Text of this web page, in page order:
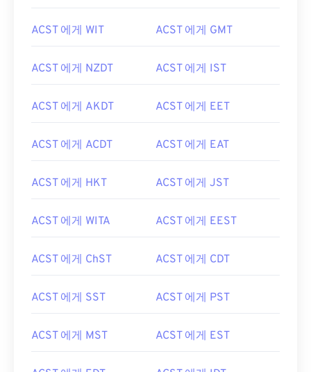
ACST 에게 WIT ACST 에게 GMT
ACST 에게 NZDT ACST 에게 IST
ACST 에게 AKDT ACST 에게 EET
ACST 에게 ACDT ACST 에게 EAT
ACST 에게 HKT ACST 에게 JST
ACST 에게 WITA ACST 에게 EEST
ACST 에게 ChST ACST 에게 CDT
ACST 에게 SST ACST 에게 PST
ACST 에게 MST ACST 에게 EST